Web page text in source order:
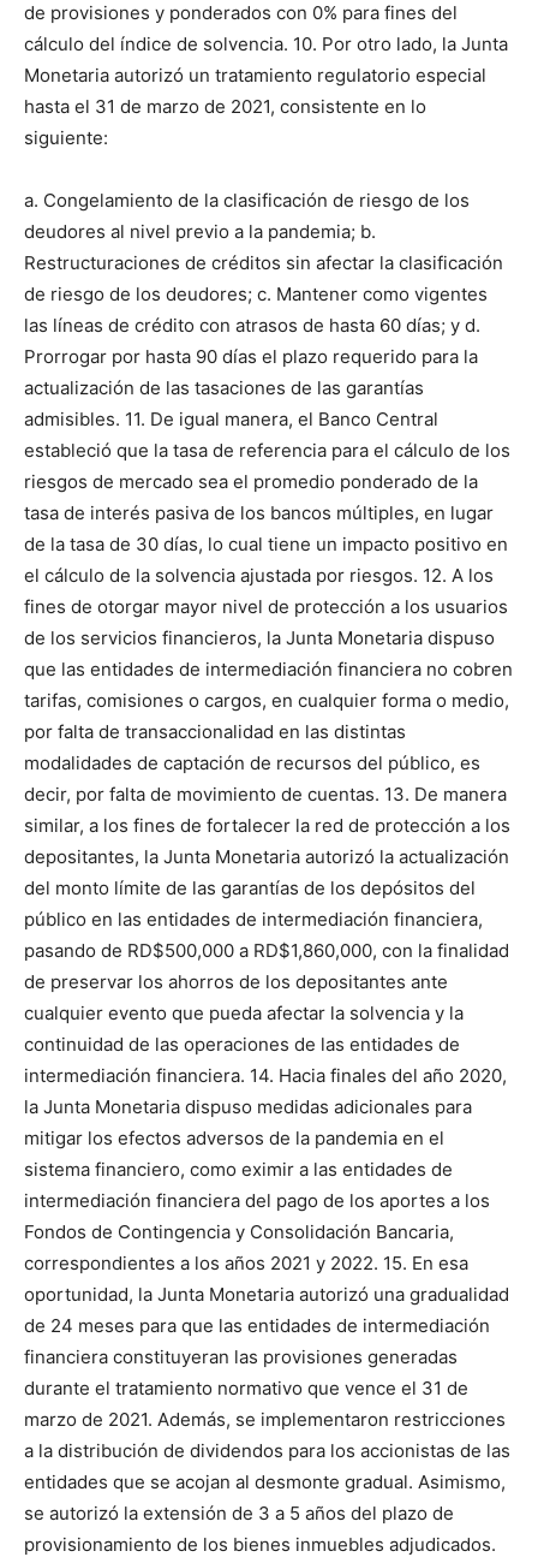
de provisiones y ponderados con 0% para fines del
cálculo del índice de solvencia. 10. Por otro lado, la Junta
Monetaria autorizó un tratamiento regulatorio especial
hasta el 31 de marzo de 2021, consistente en lo
siguiente:
a. Congelamiento de la clasificación de riesgo de los
deudores al nivel previo a la pandemia; b.
Restructuraciones de créditos sin afectar la clasificación
de riesgo de los deudores; c. Mantener como vigentes
las líneas de crédito con atrasos de hasta 60 días; y d.
Prorrogar por hasta 90 días el plazo requerido para la
actualización de las tasaciones de las garantías
admisibles. 11. De igual manera, el Banco Central
estableció que la tasa de referencia para el cálculo de los
riesgos de mercado sea el promedio ponderado de la
tasa de interés pasiva de los bancos múltiples, en lugar
de la tasa de 30 días, lo cual tiene un impacto positivo en
el cálculo de la solvencia ajustada por riesgos. 12. A los
fines de otorgar mayor nivel de protección a los usuarios
de los servicios financieros, la Junta Monetaria dispuso
que las entidades de intermediación financiera no cobren
tarifas, comisiones o cargos, en cualquier forma o medio,
por falta de transaccionalidad en las distintas
modalidades de captación de recursos del público, es
decir, por falta de movimiento de cuentas. 13. De manera
similar, a los fines de fortalecer la red de protección a los
depositantes, la Junta Monetaria autorizó la actualización
del monto límite de las garantías de los depósitos del
público en las entidades de intermediación financiera,
pasando de RD$500,000 a RD$1,860,000, con la finalidad
de preservar los ahorros de los depositantes ante
cualquier evento que pueda afectar la solvencia y la
continuidad de las operaciones de las entidades de
intermediación financiera. 14. Hacia finales del año 2020,
la Junta Monetaria dispuso medidas adicionales para
mitigar los efectos adversos de la pandemia en el
sistema financiero, como eximir a las entidades de
intermediación financiera del pago de los aportes a los
Fondos de Contingencia y Consolidación Bancaria,
correspondientes a los años 2021 y 2022. 15. En esa
oportunidad, la Junta Monetaria autorizó una gradualidad
de 24 meses para que las entidades de intermediación
financiera constituyeran las provisiones generadas
durante el tratamiento normativo que vence el 31 de
marzo de 2021. Además, se implementaron restricciones
a la distribución de dividendos para los accionistas de las
entidades que se acojan al desmonte gradual. Asimismo,
se autorizó la extensión de 3 a 5 años del plazo de
provisionamiento de los bienes inmuebles adjudicados.